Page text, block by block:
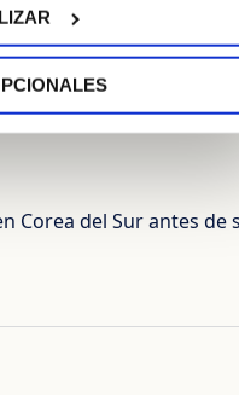
de Fortnum &
Corea del Sur antes de